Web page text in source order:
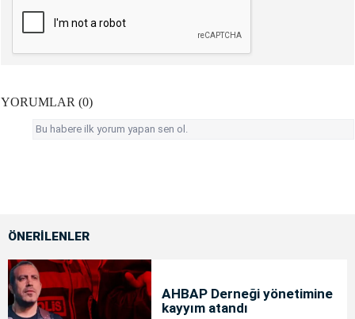
YORUMLAR (0)
Bu habere ilk yorum yapan sen ol.
ÖNERİLENLER
AHBAP Derneği yönetimine
kayyım atandı